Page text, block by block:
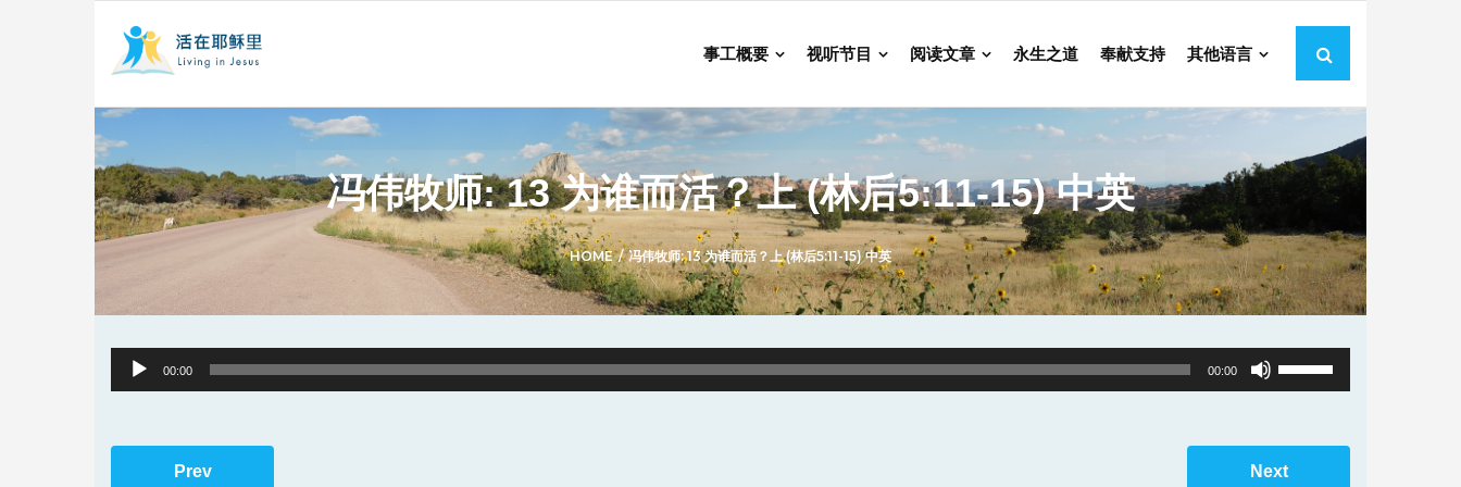
事工概要 视听节目 阅读文章 永生之道 奉献支持 其他语言
冯伟牧师: 13 为谁而活？上 (林后5:11-15) 中英
HOME/冯伟牧师: 13 为谁而活？上 (林后5:11-15) 中英
Audio
Player
00:00 00:00
Use
Up/Down
to
Prev Next